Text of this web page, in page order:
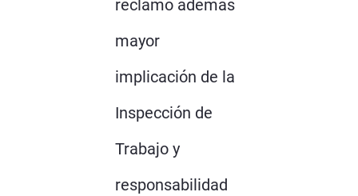
reclamó además
mayor
implicación de la
Inspección de
Trabajo y
responsabilidad